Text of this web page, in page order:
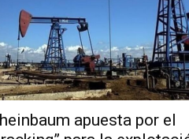
apuesta por el